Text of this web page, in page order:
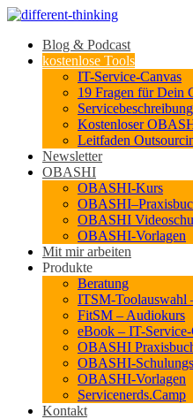
Blog & Podcast
kostenlose Tools
IT-Service-Canvas
19 Fragen für Dein
Kostenloser
Leitfaden
Newsletter
OBASHI
OBASHI-Kurs
OBASHI
OBASHI-Vorlagen
Mit mir arbeiten
Produkte
Beratung
ITSM-Toolauswahl
FitSM – Audiokurs
eBook – IT-Service-
OBASHI
OBASHI-
OBASHI-Vorlagen
Servicenerds.Camp
Kontakt